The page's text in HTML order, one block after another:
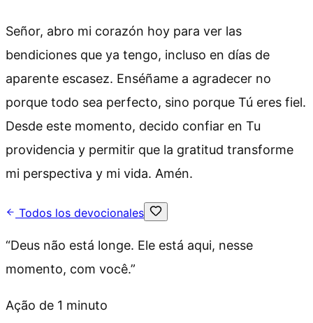
Señor, abro mi corazón hoy para ver las
bendiciones que ya tengo, incluso en días de
aparente escasez. Enséñame a agradecer no
porque todo sea perfecto, sino porque Tú eres fiel.
Desde este momento, decido confiar en Tu
providencia y permitir que la gratitud transforme
mi perspectiva y mi vida. Amén.
Todos los devocionales
“Deus não está longe. Ele está aqui, nesse
momento, com você.”
Ação de 1 minuto